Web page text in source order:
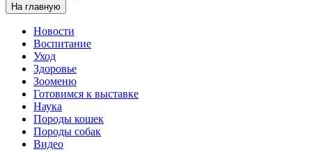
На главную
Новости
Воспитание
Уход
Здоровье
Зооменю
Готовимся к выставке
Наука
Породы кошек
Породы собак
Видео